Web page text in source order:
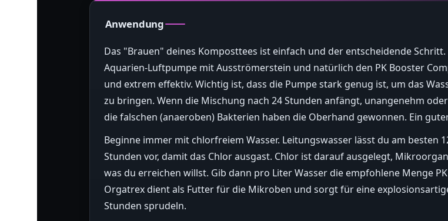
Anwendung
Das "Brauen" deines Komposttees ist einfach und der entscheidende
Aquarien-Luftpumpe mit Ausströmerstein und natürlich den PK Booster
und extrem effektiv. Wichtig ist, dass die Pumpe stark genug ist, um das
zu bringen. Wenn die Mischung nach 24 Stunden anfängt, unangenehm
die falschen (anaeroben) Bakterien haben die Oberhand gewonnen. Ein
Beginne immer mit chlorfreiem Wasser. Leitungswasser lässt du am besten
Stunden vor, damit das Chlor ausgast. Chlor ist darauf ausgelegt,
was du erreichen willst. Gib dann pro Liter Wasser die empfohlene Menge
Orgatrex dient als Futter für die Mikroben und sorgt für eine
Stunden sprudeln.